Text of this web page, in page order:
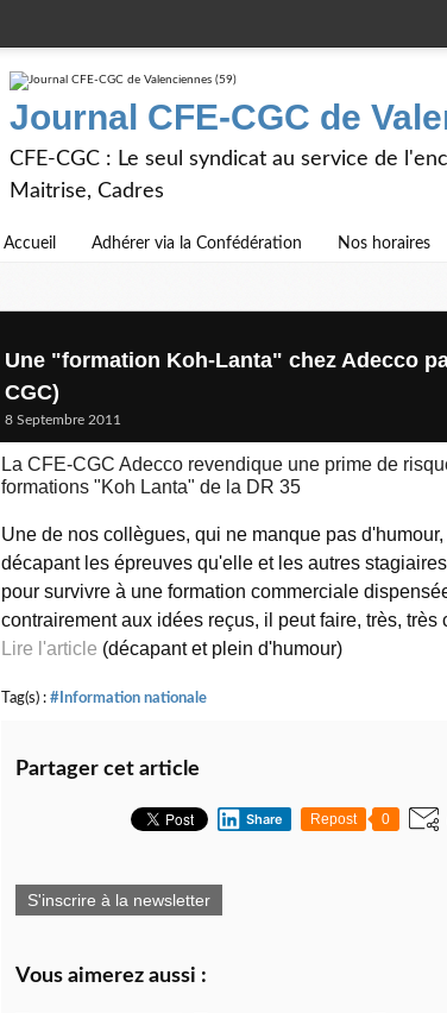
Journal CFE-CGC de
CFE-CGC : Le seul syndicat au service de
Maitrise, Cadres
Accueil Adhérer via la Confédération Nos horaires
Une "formation Koh-Lanta" chez Adecco
CGC)
8 Septembre 2011
La CFE-CGC Adecco revendique une prime de
formations "Koh Lanta" de la DR 35
Une de nos collègues, qui ne manque pas
décapant les épreuves qu'elle et les autres
pour survivre à une formation commerciale
contrairement aux idées reçus, il peut faire, très, très
Lire l'article (décapant et plein d'humour)
Tag(s) : #Information nationale
Partager cet article
Share Repost 0
S'inscrire à la newsletter
Vous aimerez aussi :